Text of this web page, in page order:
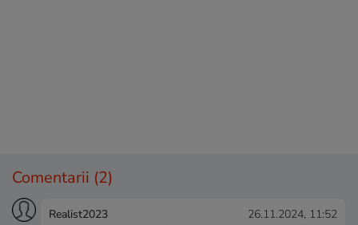
Comentarii (2)
Realist2023 26.11.2024, 11:52